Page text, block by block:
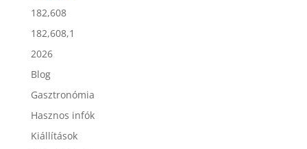
182,608
182,608,1
2026
Blog
Gasztronómia
Hasznos infók
Kiállítások